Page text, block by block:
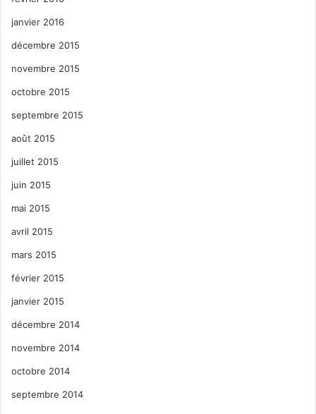
janvier 2016
décembre 2015
novembre 2015
octobre 2015
septembre 2015
août 2015
juillet 2015
juin 2015
mai 2015
avril 2015
mars 2015
février 2015
janvier 2015
décembre 2014
novembre 2014
octobre 2014
septembre 2014